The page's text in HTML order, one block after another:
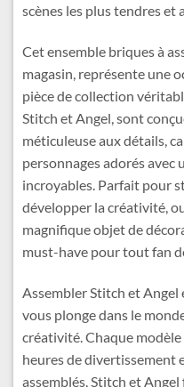
scènes les plus tendres et
Cet ensemble briques à
magasin, représente une
pièce de collection
Stitch et Angel, sont
méticuleuse aux détails,
personnages adorés
incroyables. Parfait pour
développer la créativité,
magnifique objet de
must-have pour tout fan
Assembler Stitch et
vous plonge dans le
créativité. Chaque
heures de divertissement
assemblés, Stitch et